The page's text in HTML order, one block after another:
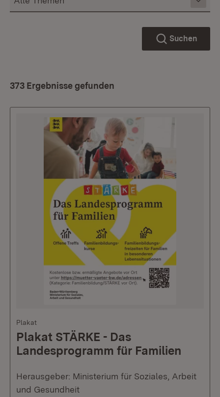
Suchen
373 Ergebnisse gefunden
Plakat
Plakat STÄRKE - Das
Landesprogramm für Familien
Herausgeber: Ministerium für Soziales, Arbeit
und Gesundheit